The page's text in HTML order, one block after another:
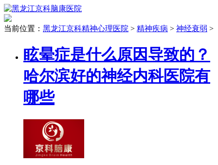
当前位置： 黑龙江京科精神心理医院 > 精神疾病 > 神经衰弱 >
眩晕症是什么原因导致的？
哈尔滨好的神经内科医院有
哪些